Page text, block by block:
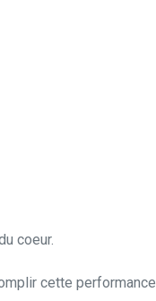
coeur.
cette performance.